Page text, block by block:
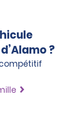
: 1 400 EUR
: 1 600 EUR
?